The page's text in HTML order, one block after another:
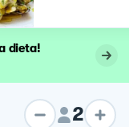
dieta!
2